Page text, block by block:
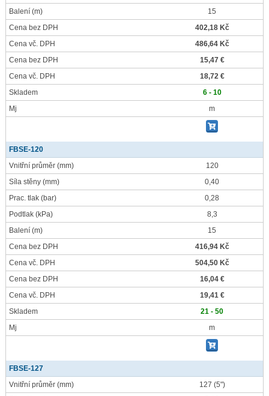
Balení (m)
15
Cena bez DPH
402,18 Kč
Cena vč. DPH
486,64 Kč
Cena bez DPH
15,47 €
Cena vč. DPH
18,72 €
Skladem
6 - 10
Mj
m
FBSE-120
Vnitřní průměr (mm)
120
Síla stěny (mm)
0,40
Prac. tlak (bar)
0,28
Podtlak (kPa)
8,3
Balení (m)
15
Cena bez DPH
416,94 Kč
Cena vč. DPH
504,50 Kč
Cena bez DPH
16,04 €
Cena vč. DPH
19,41 €
Skladem
21 - 50
Mj
m
FBSE-127
Vnitřní průměr (mm)
127 (5")